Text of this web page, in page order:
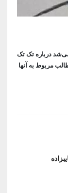
می‌شد درباره تک تک
مربوط به آنها